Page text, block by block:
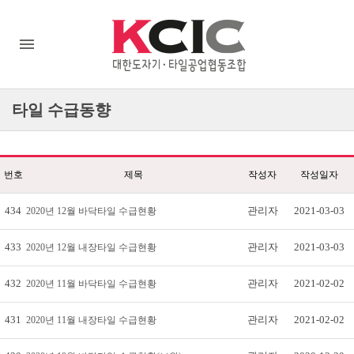
타일 수급동향
번호 제목 작성자 작성일자
434 2020년 12월 바닥타일 수급현황 관리자 2021-03-03
433 2020년 12월 내장타일 수급현황 관리자 2021-03-03
432 2020년 11월 바닥타일 수급현황 관리자 2021-02-02
431 2020년 11월 내장타일 수급현황 관리자 2021-02-02